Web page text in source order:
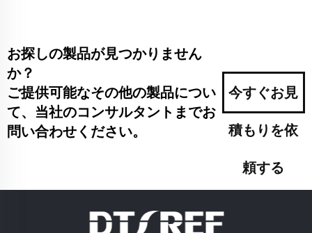
お探しの製品が見つかりません
か？
ご提供可能なその他の製品につい
て、当社のコンサルタントまでお
問い合わせください。
今すぐお見
積もりを依
頼する